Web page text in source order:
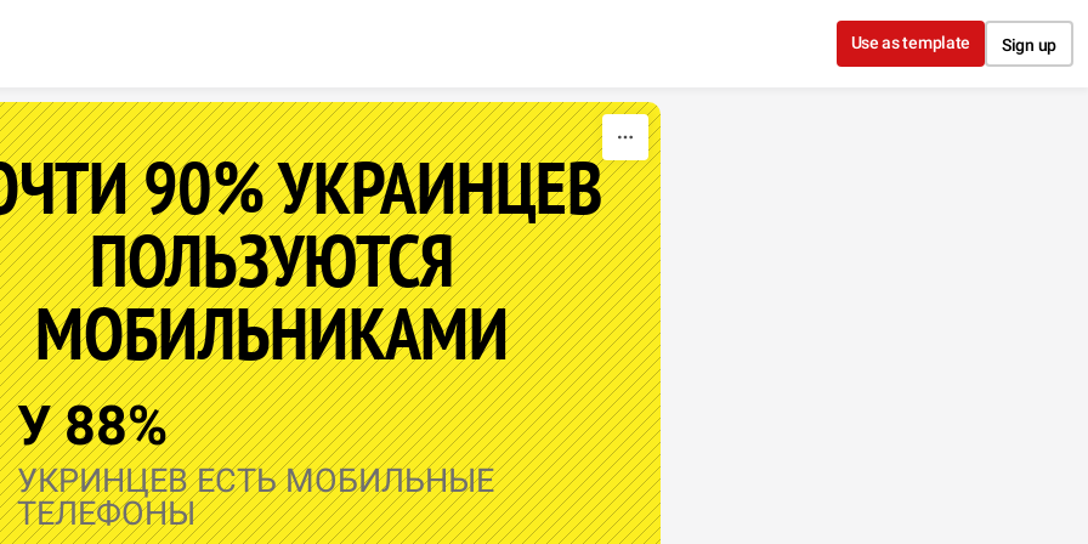
Use as template Sign up
90% УКРАИНЦЕВ
ПОЛЬЗУЮТСЯ
МОБИЛЬНИКАМИ
У 88%
УКРИНЦЕВ ЕСТЬ МОБИЛЬНЫЕ
ТЕЛЕФОНЫ